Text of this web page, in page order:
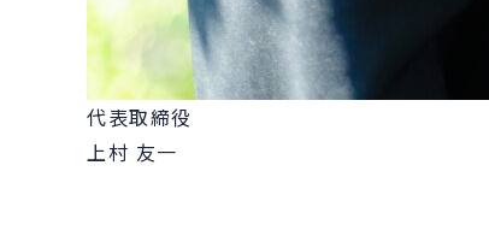
代表取締役
上村 友一